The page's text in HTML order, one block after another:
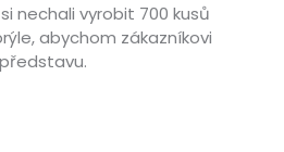
nechali vyrobit 700 kusů
abychom zákazníkovi